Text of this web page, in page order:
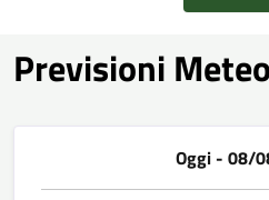
Previsioni Meteo
Oggi - 08/